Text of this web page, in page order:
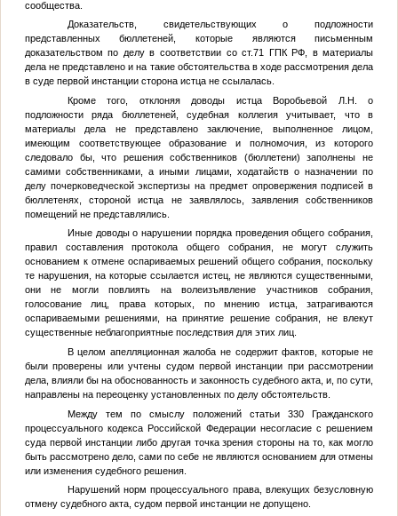
сообщества.
Доказательств, свидетельствующих о подложности
представленных бюллетеней, которые являются письменным
доказательством по делу в соответствии со ст.71 ГПК РФ, в материалы
дела не представлено и на такие обстоятельства в ходе рассмотрения дела
в суде первой инстанции сторона истца не ссылалась.
Кроме того, отклоняя доводы истца Воробьевой Л.Н. о
подложности ряда бюллетеней, судебная коллегия учитывает, что в
материалы дела не представлено заключение, выполненное лицом,
имеющим соответствующее образование и полномочия, из которого
следовало бы, что решения собственников (бюллетени) заполнены не
самими собственниками, а иными лицами, ходатайств о назначении по
делу почерковедческой экспертизы на предмет опровержения подписей в
бюллетенях, стороной истца не заявлялось, заявления собственников
помещений не представлялись.
Иные доводы о нарушении порядка проведения общего собрания,
правил составления протокола общего собрания, не могут служить
основанием к отмене оспариваемых решений общего собрания, поскольку
те нарушения, на которые ссылается истец, не являются существенными,
они не могли повлиять на волеизъявление участников собрания,
голосование лиц, права которых, по мнению истца, затрагиваются
оспариваемыми решениями, на принятие решение собрания, не влекут
существенные неблагоприятные последствия для этих лиц.
В целом апелляционная жалоба не содержит фактов, которые не
были проверены или учтены судом первой инстанции при рассмотрении
дела, влияли бы на обоснованность и законность судебного акта, и, по сути,
направлены на переоценку установленных по делу обстоятельств.
Между тем по смыслу положений статьи 330 Гражданского
процессуального кодекса Российской Федерации несогласие с решением
суда первой инстанции либо другая точка зрения стороны на то, как могло
быть рассмотрено дело, сами по себе не являются основанием для отмены
или изменения судебного решения.
Нарушений норм процессуального права, влекущих безусловную
отмену судебного акта, судом первой инстанции не допущено.